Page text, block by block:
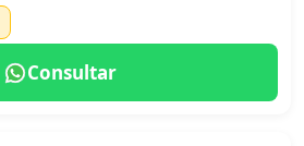
Consultar